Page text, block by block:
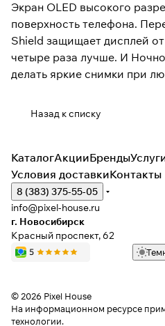
Экран OLED высокого
поверхность телефона.
Shield защищает дисплей
четыре раза лучше. И
делать яркие снимки при
Назад к списку
КаталогАкцииБренды
Условия доставкиКонтакты
8 (383) 375-55-05
info@pixel-house.ru
г. Новосибирск
Красный проспект, 62
© 2026 Pixel House
На информационном ресурсе
технологии.